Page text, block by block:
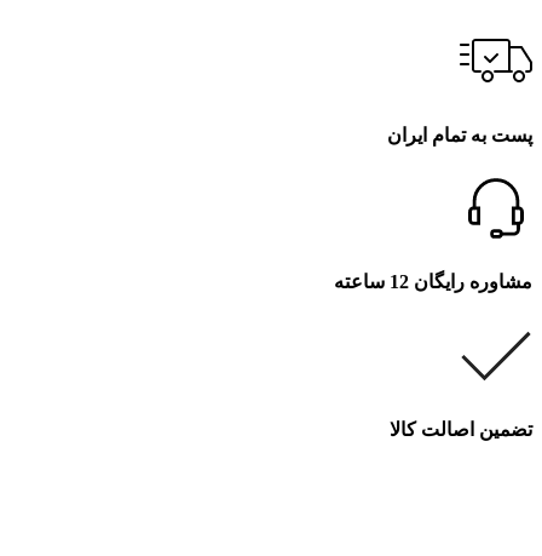
پست به تمام ایران
مشاوره رایگان 12 ساعته
تضمین اصالت کالا